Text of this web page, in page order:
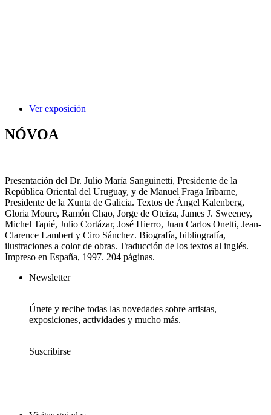
Ver exposición
NÓVOA
Presentación del Dr. Julio María Sanguinetti, Presidente de la
República Oriental del Uruguay, y de Manuel Fraga Iribarne,
Presidente de la Xunta de Galicia. Textos de Ángel Kalenberg,
Gloria Moure, Ramón Chao, Jorge de Oteiza, James J. Sweeney,
Michel Tapié, Julio Cortázar, José Hierro, Juan Carlos Onetti, Jean-
Clarence Lambert y Ciro Sánchez. Biografía, bibliografía,
ilustraciones a color de obras. Traducción de los textos al inglés.
Impreso en España, 1997. 204 páginas.
Newsletter
Únete y recibe todas las novedades sobre artistas,
exposiciones, actividades y mucho más.
Suscribirse